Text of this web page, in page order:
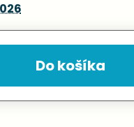
Do košíka